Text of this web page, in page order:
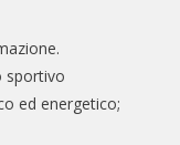
sportivo
ed energetico;